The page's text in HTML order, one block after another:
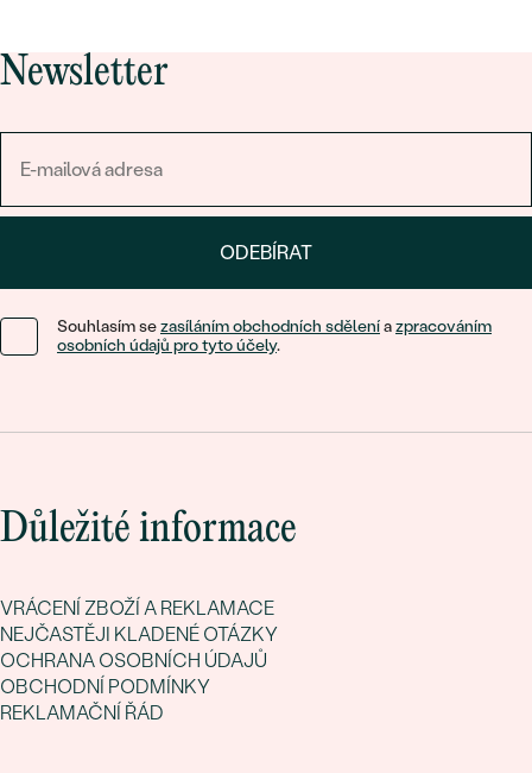
Newsletter
ODEBÍRAT
Souhlasím sezasíláním obchodních sděleníazpracováním
osobních údajů pro tyto účely.
Důležité informace
VRÁCENÍ ZBOŽÍ A REKLAMACE
NEJČASTĚJI KLADENÉ OTÁZKY
OCHRANA OSOBNÍCH ÚDAJŮ
OBCHODNÍ PODMÍNKY
REKLAMAČNÍ ŘÁD